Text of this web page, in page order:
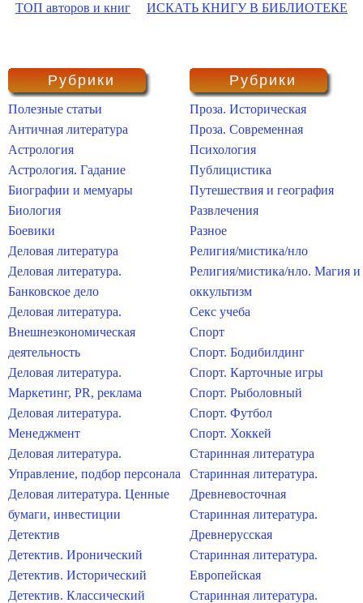
ТОП авторов и книг ИСКАТЬ КНИГУ В БИБЛИОТЕКЕ
Рубрики
Полезные статьи
Античная литература
Астрология
Астрология. Гадание
Биографии и мемуары
Биология
Боевики
Деловая литература
Деловая литература.
Банковское дело
Деловая литература.
Внешнеэкономическая
деятельность
Деловая литература.
Маркетинг, PR, реклама
Деловая литература.
Менеджмент
Деловая литература.
Управление, подбор персонала
Деловая литература. Ценные
бумаги, инвестиции
Детектив
Детектив. Иронический
Детектив. Исторический
Детектив. Классический
Рубрики
Проза. Историческая
Проза. Современная
Психология
Публицистика
Путешествия и география
Развлечения
Разное
Религия/мистика/нло
Религия/мистика/нло. Магия и
оккультизм
Секс учеба
Спорт
Спорт. Бодибилдинг
Спорт. Карточные игры
Спорт. Рыболовный
Спорт. Футбол
Спорт. Хоккей
Старинная литература
Старинная литература.
Древневосточная
Старинная литература.
Древнерусская
Старинная литература.
Европейская
Старинная литература.